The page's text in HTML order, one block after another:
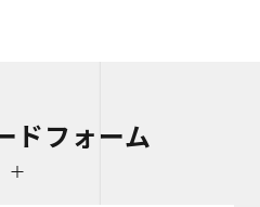
ドフォーム